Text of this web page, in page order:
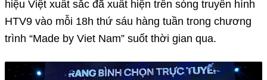
hiệu Việt xuất sắc đã xuất hiện trên sóng truyền hình
HTV9 vào mỗi 18h thứ sáu hàng tuần trong chương
trình “Made by Viet Nam” suốt thời gian qua.